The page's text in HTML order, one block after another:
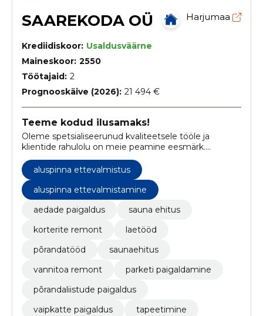
SAAREKODA OÜ Harjumaa
Krediidiskoor: Usaldusväärne
Maineskoor: 2550
Töötajaid: 2
Prognooskäive (2026): 21 494 €
Teeme kodud ilusamaks!
Oleme spetsialiseerunud kvaliteetsele tööle ja
klientide rahulolu on meie peamine eesmärk.
Usaldage meid oma ehitusprojekti elluviimiseks.
aluspinna ettevalmistus
aluspinna ettevalmistamine
aedade paigaldus
sauna ehitus
korterite remont
laetööd
põrandatööd
saunaehitus
vannitoa remont
parketi paigaldamine
põrandaliistude paigaldus
vaipkatte paigaldus
tapeetimine